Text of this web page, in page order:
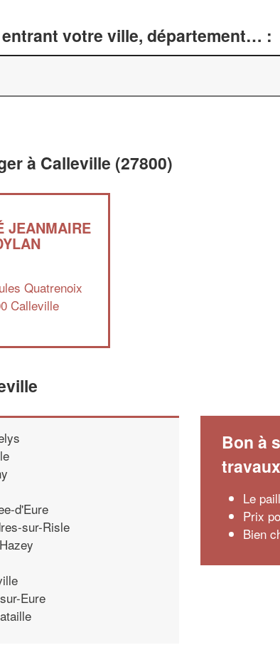
votre ville, département… :
à Calleville (27800)
JEANMAIRE
Quatrenoix
Calleville
d'Eure
sur-Risle
Eure
Bon à
travaux
Le
Prix
Bien